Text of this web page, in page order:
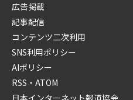
広告掲載
記事配信
コンテンツ二次利用
SNS利用ポリシー
AIポリシー
RSS・ATOM